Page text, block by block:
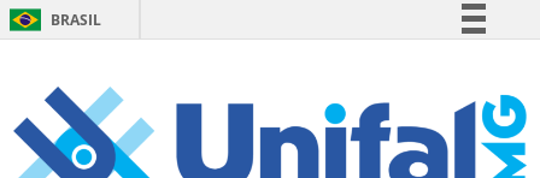
BRASIL
Participe
Acesso à informação